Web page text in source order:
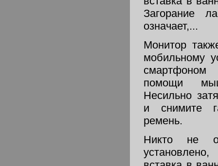
Загорание
означает,...
Монитор
мобильному
помощи
Несильно
и снимите
ремень.
Никто не